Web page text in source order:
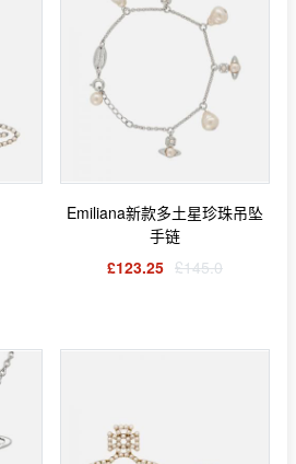
Emiliana新款多土星珍珠吊坠
手链
£123.25 £145.0